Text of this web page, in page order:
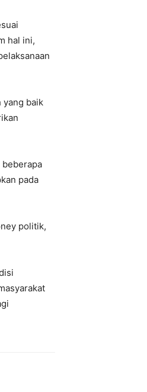
hal ini,
yang baik
beberapa
pada
politik,